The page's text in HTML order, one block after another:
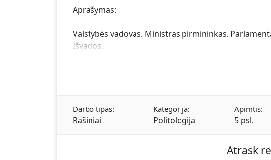
Aprašymas:
Valstybės vadovas. Ministras pirmininkas.
Išvados.
Darbo tipas:
Rašiniai
Kategorija:
Politologija
Apimtis:
5 psl.
Atrask